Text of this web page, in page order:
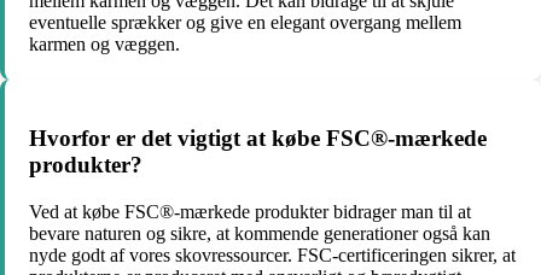
eventuelle sprækker og give en elegant overgang mellem
karmen og væggen.
Hvorfor er det vigtigt at købe FSC®-mærkede
produkter?
Ved at købe FSC®-mærkede produkter bidrager man til at
bevare naturen og sikre, at kommende generationer også kan
nyde godt af vores skovressourcer. FSC-certificeringen sikrer, at